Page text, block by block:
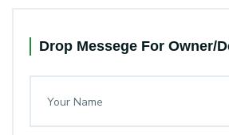
Drop Messege For Owner/